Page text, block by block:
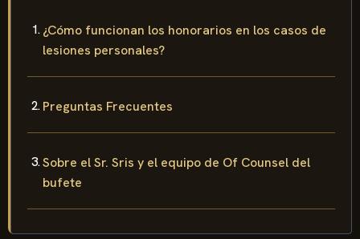
¿Cómo funcionan los honorarios en los casos de
lesiones personales?
Preguntas Frecuentes
Sobre el Sr. Sris y el equipo de Of Counsel del
bufete